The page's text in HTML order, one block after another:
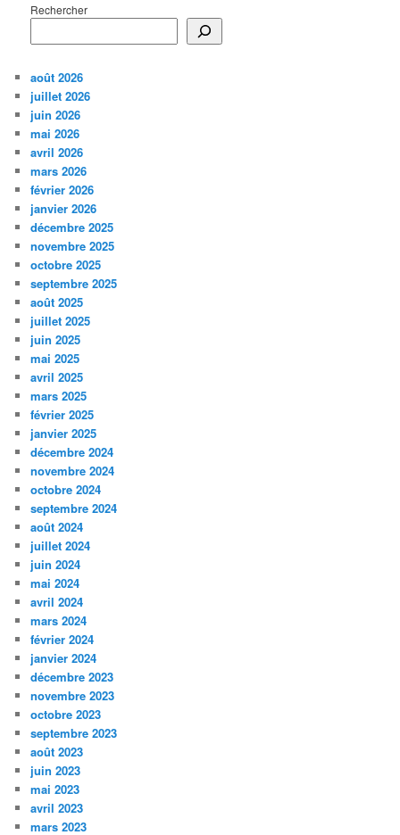
Rechercher
août 2026
juillet 2026
juin 2026
mai 2026
avril 2026
mars 2026
février 2026
janvier 2026
décembre 2025
novembre 2025
octobre 2025
septembre 2025
août 2025
juillet 2025
juin 2025
mai 2025
avril 2025
mars 2025
février 2025
janvier 2025
décembre 2024
novembre 2024
octobre 2024
septembre 2024
août 2024
juillet 2024
juin 2024
mai 2024
avril 2024
mars 2024
février 2024
janvier 2024
décembre 2023
novembre 2023
octobre 2023
septembre 2023
août 2023
juin 2023
mai 2023
avril 2023
mars 2023